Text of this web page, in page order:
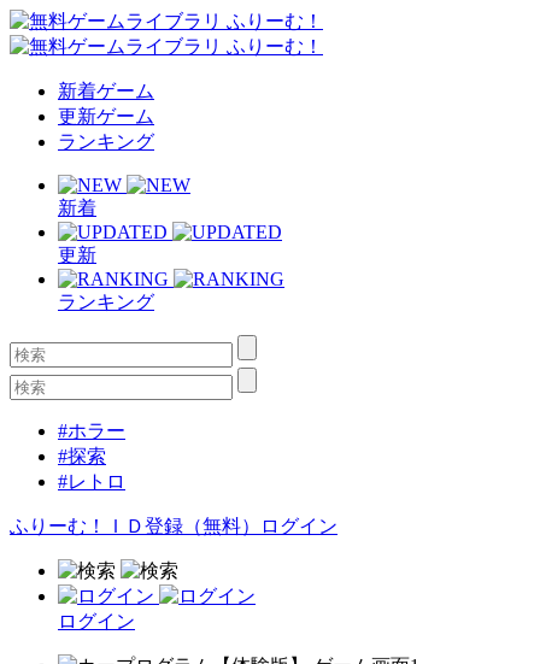
新着ゲーム
更新ゲーム
ランキング
新着
更新
ランキング
#ホラー
#探索
#レトロ
ふりーむ！ＩＤ登録（無料） ログイン
ログイン